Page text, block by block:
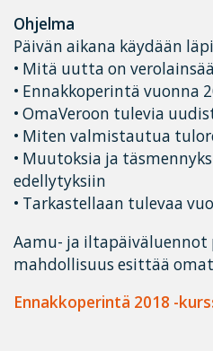
Ohjelma
Päivän aikana käydään
• Mitä uutta on
• Ennakkoperintä vuonna
• OmaVeroon tulevia
• Miten valmistautua
• Muutoksia ja
edellytyksiin
• Tarkastellaan tulevaa
Aamu- ja iltapäiväluennot
mahdollisuus esittää
Ennakkoperintä 2018 -